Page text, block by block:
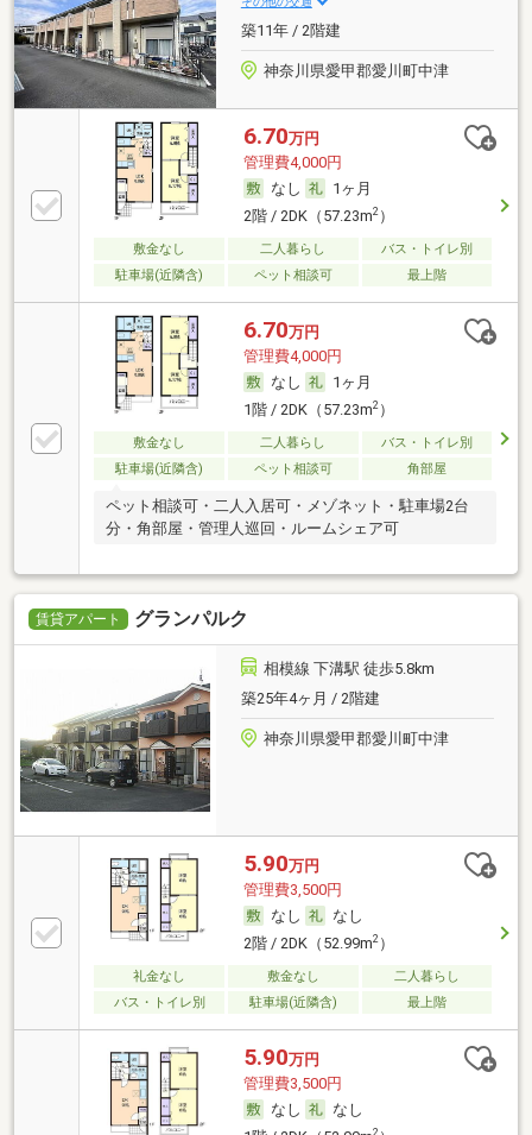
築11年 / 2階建
神奈川県愛甲郡愛川町中津
6.70万円
管理費4,000円
なし
1ヶ月
2階 / 2DK（57.23m2）
敷金なし 二人暮らし
バス・トイレ別
駐車場(近隣含)
ペット相談可 最上階
6.70万円
管理費4,000円
なし
1ヶ月
1階 / 2DK（57.23m2）
敷金なし 二人暮らし
バス・トイレ別
駐車場(近隣含)
ペット相談可 角部屋
ペット相談可・二人入居可・メゾネット・駐車場2台
分・角部屋・管理人巡回・ルームシェア可
賃貸アパート グランパルク
相模線 下溝駅 徒歩5.8km
築25年4ヶ月 / 2階建
神奈川県愛甲郡愛川町中津
5.90万円
管理費3,500円
なし
なし
2階 / 2DK（52.99m2）
礼金なし 敷金なし
二人暮らし
バス・トイレ別
駐車場(近隣含) 最上階
5.90万円
管理費3,500円
なし
なし